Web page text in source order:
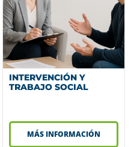
INTERVENCIÓN Y
TRABAJO SOCIAL
MÁS INFORMACIÓN